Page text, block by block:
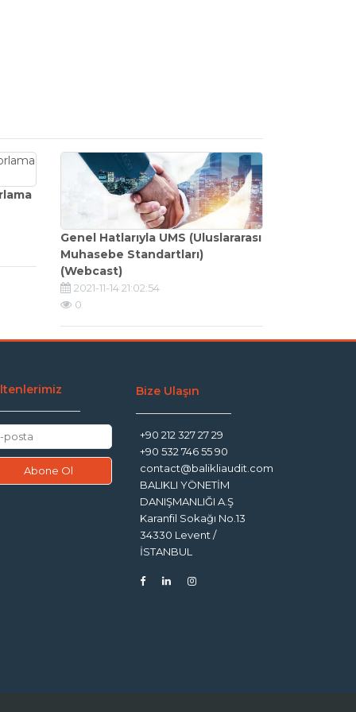
Genel Hatlarıyla UMS (Uluslararası
Muhasebe Standartları)
(Webcast)
2021-11-14 21:02:54
0
Bize Ulaşın
+90 212 327 27 29
+90 532 746 55 90
contact@balikliaudit.com
BALIKLI YÖNETİM
DANIŞMANLIĞI A.Ş
Karanfil Sokağı No.13
34330 Levent /
İSTANBUL